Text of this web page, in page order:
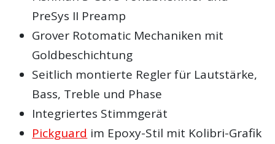
PreSys II Preamp
Grover Rotomatic Mechaniken mit
Goldbeschichtung
Seitlich montierte Regler für Lautstärke,
Bass, Treble und Phase
Integriertes Stimmgerät
Pickguard im Epoxy-Stil mit Kolibri-Grafik